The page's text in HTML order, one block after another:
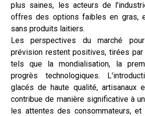
plus saines, les acteurs de
offres des options faibles en gras,
sans produits laitiers.
Les perspectives du marché
prévision restent positives, tirées
tels que la mondialisation, la
progrès technologiques.
glacés de haute qualité, artisanaux
contribue de manière significative à
les attentes des consommateurs,